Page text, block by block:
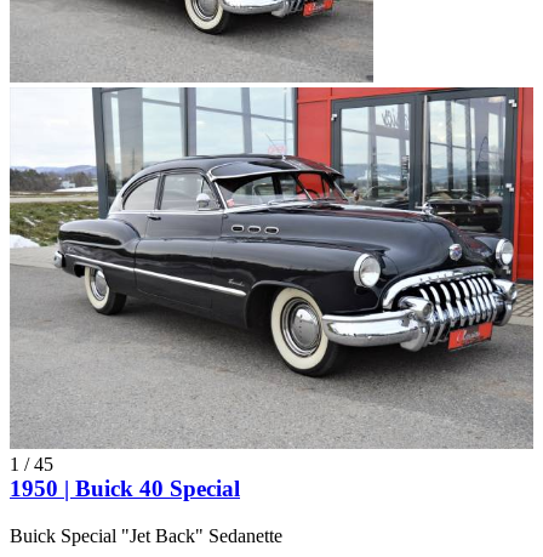
1 /45
1950 | Buick 40 Special
Buick Special "Jet Back" Sedanette